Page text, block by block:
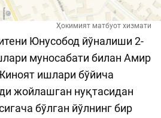
Ҳокимият матбуот хизмати
Юнусобод йўналиши 2-
муносабати билан Амир
ишлари бўйича
жойлашган нуқтасидан
бўлган йўлнинг бир